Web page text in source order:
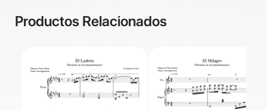
Productos Relacionados